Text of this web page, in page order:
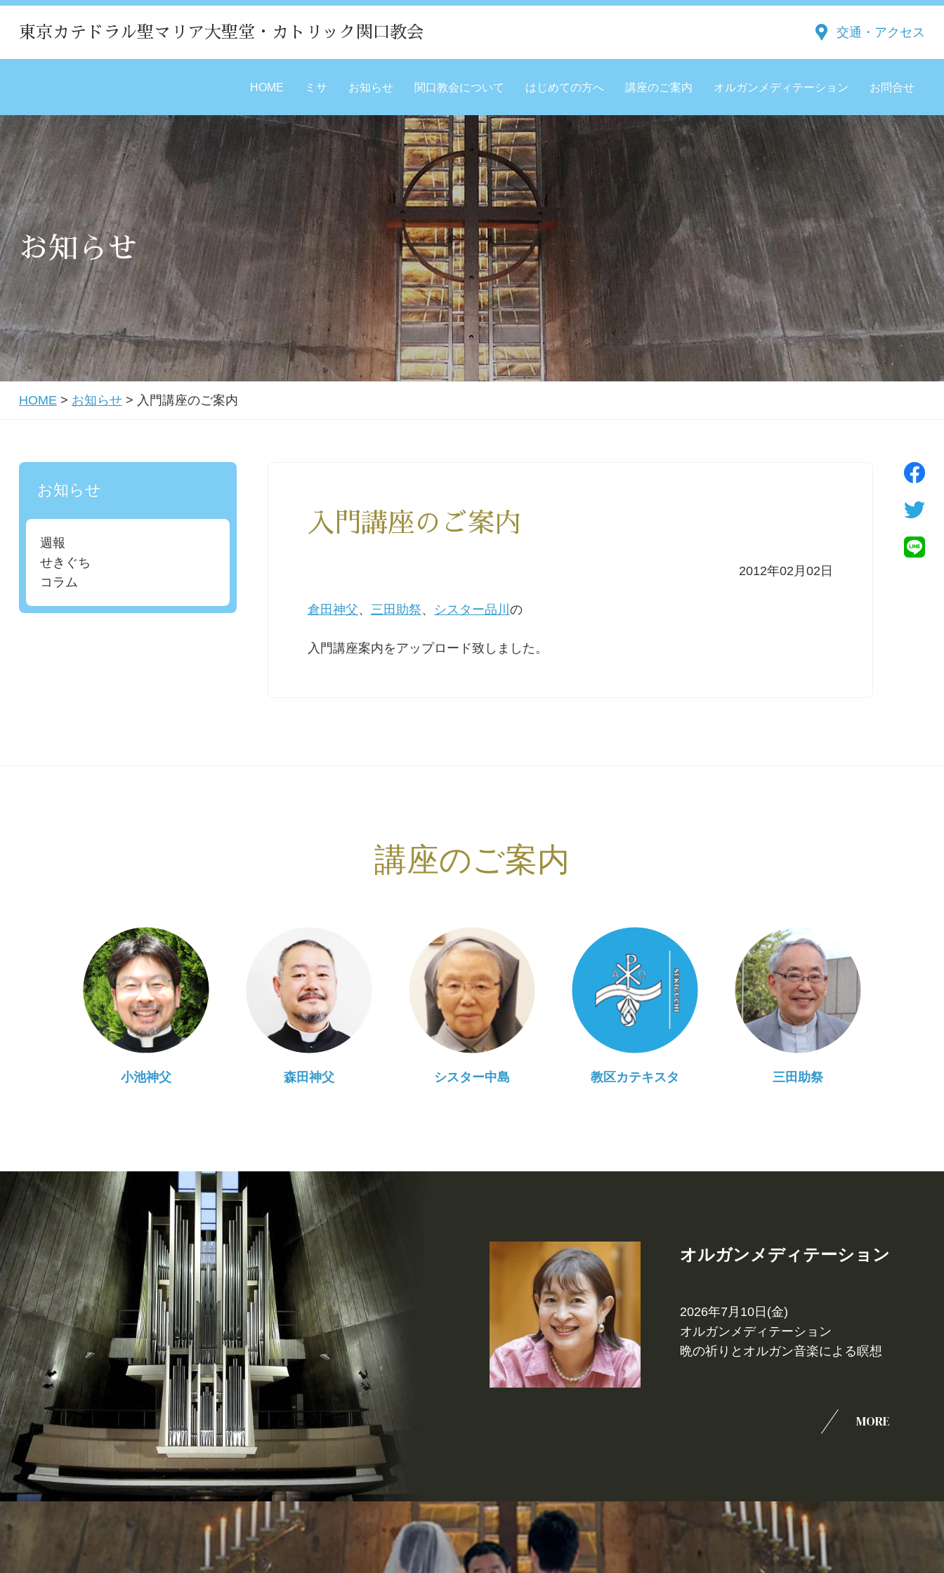
東京カテドラル聖マリア大聖堂・カトリック関口教会 交通・アクセス
HOME ミサ お知らせ 関口教会について はじめての方へ 講座のご案内 オルガンメディテーション お問合せ
お知らせ
HOME > お知らせ > 入門講座のご案内
入門講座のご案内
2012年02月02日
倉田神父、 三田助祭、 シスター品川 の
入門講座案内をアップロード致しました。
お知らせ
週報
せきぐち
コラム
講座のご案内
小池神父 森田神父 シスター中島 教区カテキスタ 三田助祭
オルガンメディテーション
2026年7月10日(金)
オルガンメディテーション
晩の祈りとオルガン音楽による瞑想
MORE